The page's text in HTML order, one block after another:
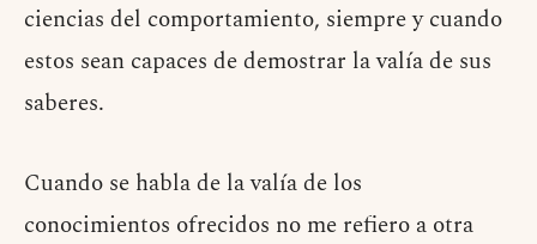
ciencias del comportamiento, siempre y cuando
estos sean capaces de demostrar la valía de sus
saberes.
Cuando se habla de la valía de los
conocimientos ofrecidos no me refiero a otra